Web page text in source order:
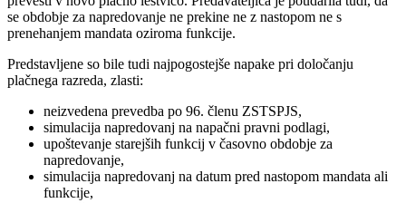
se obdobje za napredovanje ne prekine ne z nastopom ne s
prenehanjem mandata oziroma funkcije.
Predstavljene so bile tudi najpogostejše napake pri določanju
plačnega razreda, zlasti:
neizvedena prevedba po 96. členu ZSTSPJS,
simulacija napredovanj na napačni pravni podlagi,
upoštevanje starejših funkcij v časovno obdobje za
napredovanje,
simulacija napredovanj na datum pred nastopom mandata ali
funkcije,